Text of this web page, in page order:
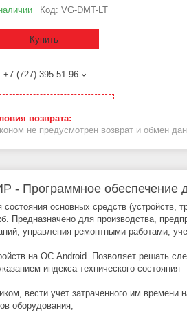
Код: VG-DMT-LT
Купить
+7 (727) 395-51-96
не предусмотрен возврат и обмен
- Программное обеспечение
основных средств (устройств,
Предназначено для производства,
управления ремонтными работами,
на ОС Android. Позволяет решать
индекса технического
вести учет затраченного им времени
оборудования;